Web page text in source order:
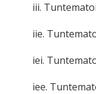
iii.
iie.
iei.
iee.